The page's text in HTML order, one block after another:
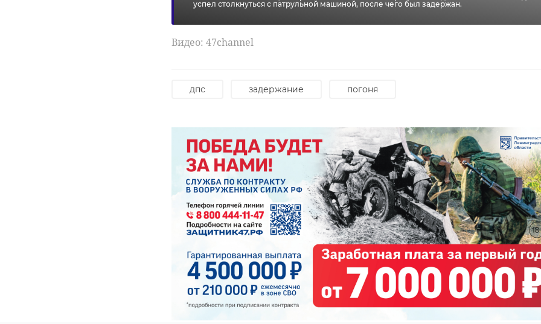
успел столкнуться с патрульной машиной, после чего был задержан.
Видео: 47channel
дпс задержание погоня